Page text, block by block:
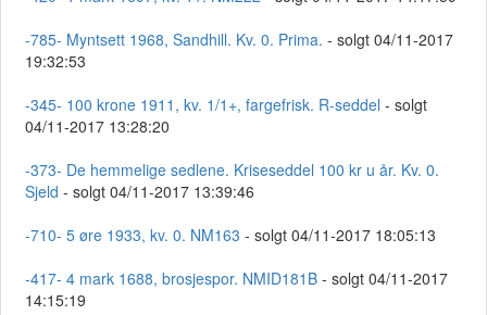
-785- Myntsett 1968, Sandhill. Kv. 0. Prima. - solgt 04/11-2017
19:32:53
-345- 100 krone 1911, kv. 1/1+, fargefrisk. R-seddel - solgt
04/11-2017 13:28:20
-373- De hemmelige sedlene. Kriseseddel 100 kr u år. Kv. 0.
Sjeld - solgt 04/11-2017 13:39:46
-710- 5 øre 1933, kv. 0. NM163 - solgt 04/11-2017 18:05:13
-417- 4 mark 1688, brosjespor. NMID181B - solgt 04/11-2017
14:15:19